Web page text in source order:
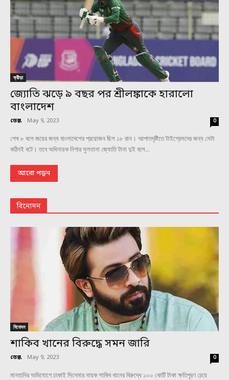
ক্রীড়া
জ্যোতি ঝড়ে ৯ বছর পর শ্রীলঙ্কাকে হারালো
বাংলাদেশ
ডেস্ক - May 9, 2023 0
শেষ ৮ বলে জয়ের জন্য বাংলাদেশের প্রয়োজন ছিল ১৮ রান। আপাতদৃষ্টিতে টাইগ্রেসদের জন্য সেটা
কঠিনই বটে। তবে অধিনায়ক নিগার সুলতানা জ্যোতি টানা দুই বলে...
আরো পড়ুন
বিনোদন
বিনোদন
শাকিব খানের বিরুদ্ধে সমন জারি
ডেস্ক - May 9, 2023 0
মানহানির অভিযোগে ঢাকাই সিনেমার নায়ক শাকিব খানের বিরুদ্ধে ১০০ কোটি টাকা ক্ষতিপূরণ চেয়ে